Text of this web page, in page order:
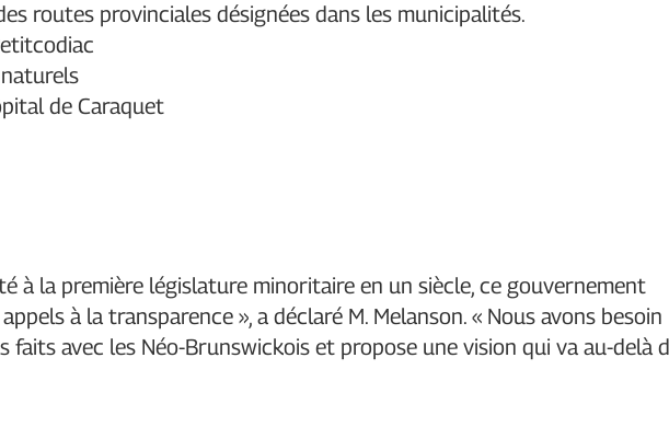
routes provinciales désignées dans les municipalités.
de Caraquet
à la première législature minoritaire en un siècle, ce gouvernement
à la transparence », a déclaré M. Melanson. « Nous avons besoin
avec les Néo-Brunswickois et propose une vision qui va au-delà